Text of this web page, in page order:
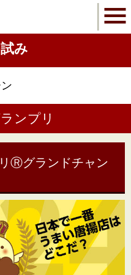
み
ンプリ
Ⓡグランドチャン